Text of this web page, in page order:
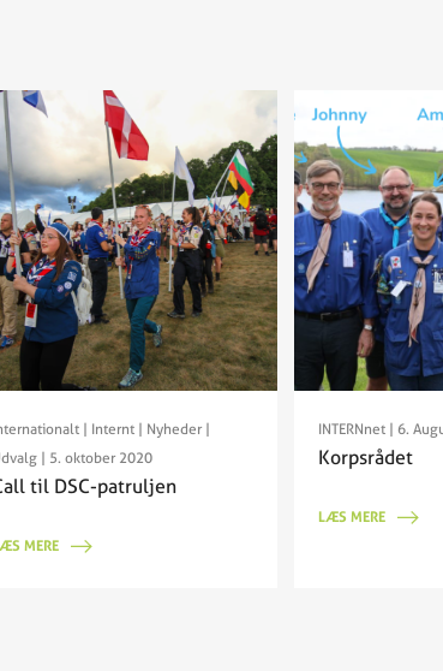
| Internt| Nyheder|
| 5. oktober 2020
til DSC-patruljen
MERE
INTERNnet | 6.
Korpsrådet
LÆS MERE